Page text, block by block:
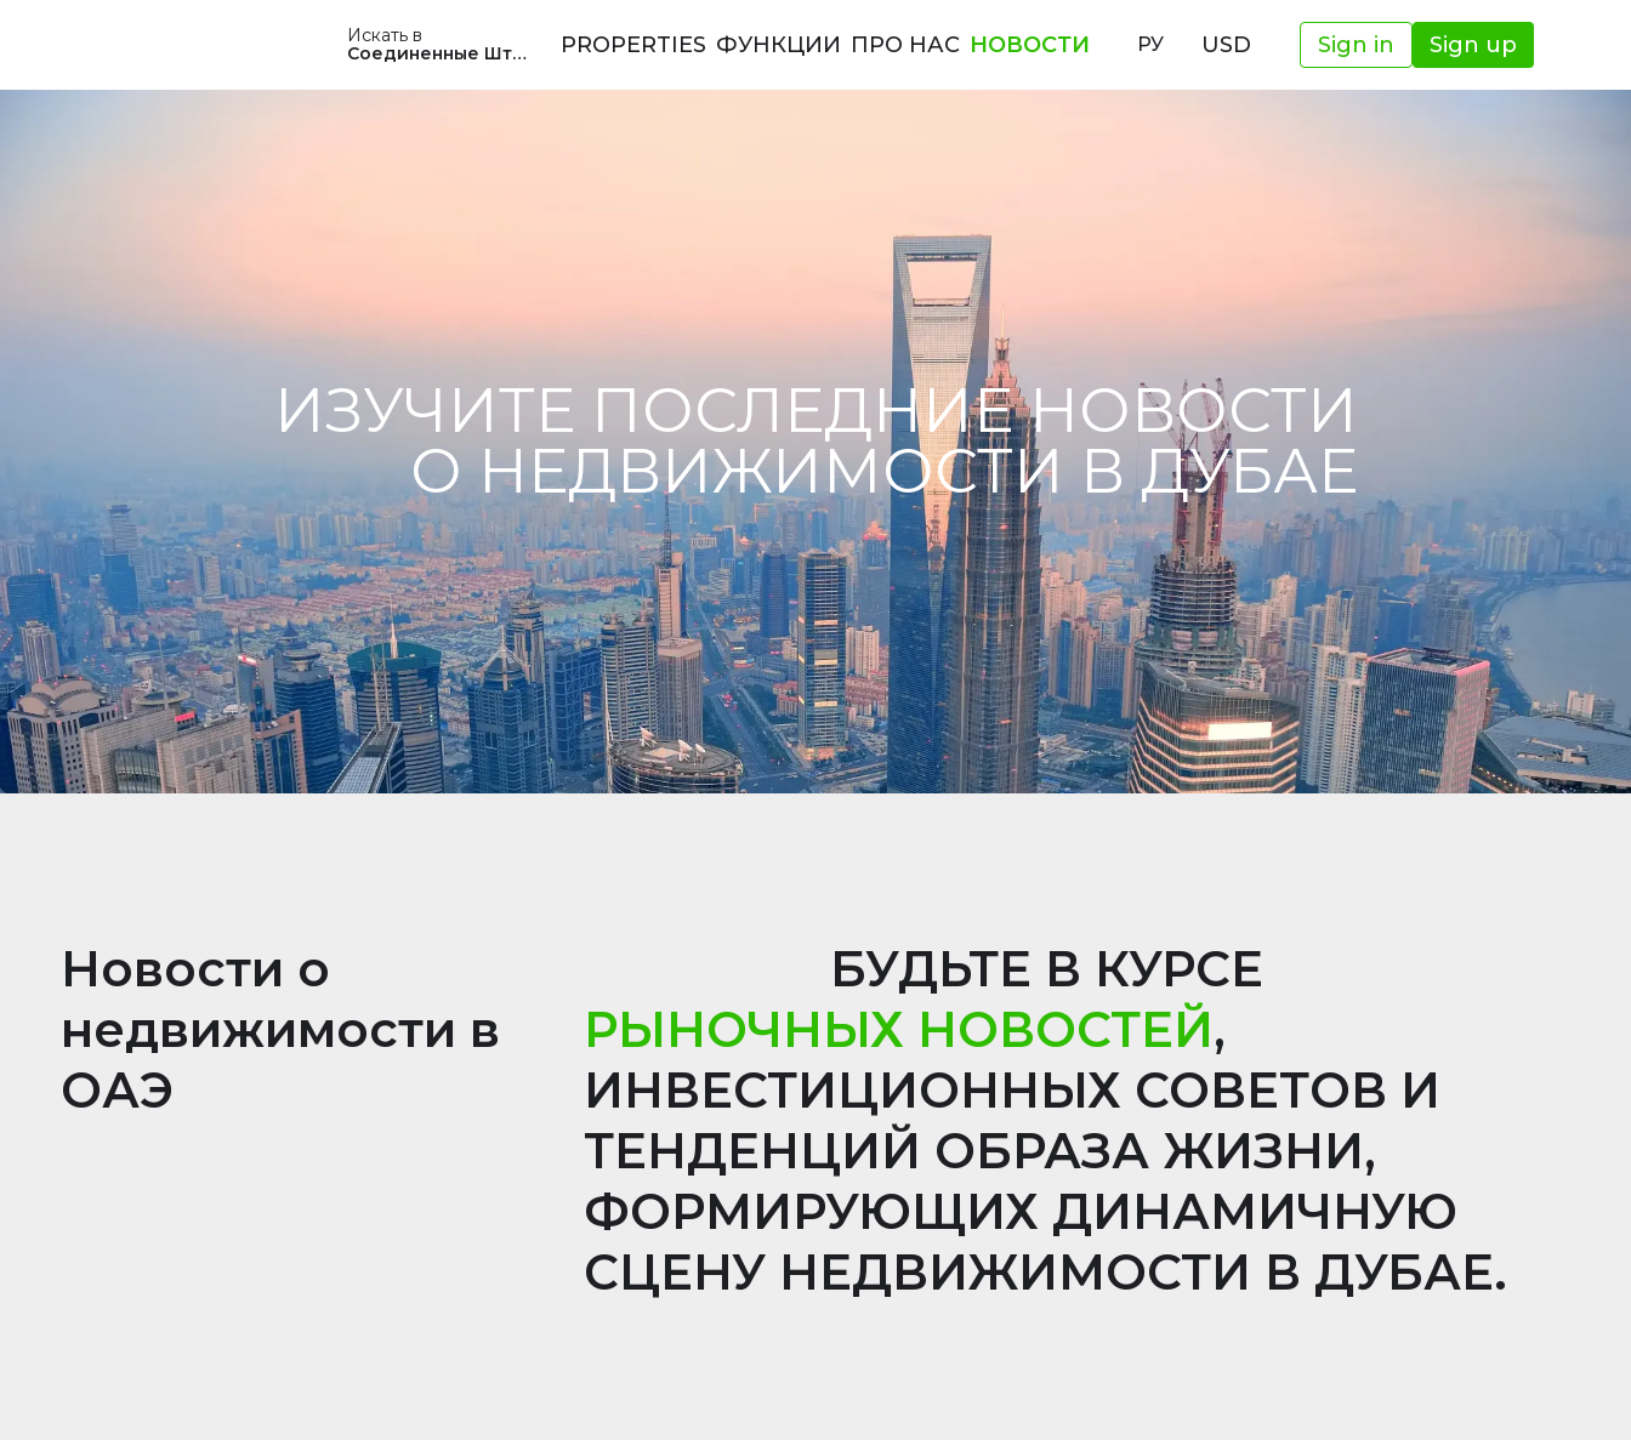
Искать в
Соединенные Штаты Америки
PROPERTIES ФУНКЦИИ ПРО НАС НОВОСТИ РУ USD Sign in Sign up
ИЗУЧИТЕ ПОСЛЕДНИЕ НОВОСТИ
О НЕДВИЖИМОСТИ В ДУБАЕ
Новости о
недвижимости в
ОАЭ
БУДЬТЕ В КУРСЕ
РЫНОЧНЫХ НОВОСТЕЙ,
ИНВЕСТИЦИОННЫХ СОВЕТОВ И
ТЕНДЕНЦИЙ ОБРАЗА ЖИЗНИ,
ФОРМИРУЮЩИХ ДИНАМИЧНУЮ
СЦЕНУ НЕДВИЖИМОСТИ В ДУБАЕ.